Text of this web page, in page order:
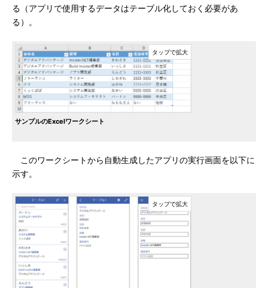
る（アプリで使用するデータはテーブル化しておく必要があ
る）。
サンプルのExcelワークシート
このワークシートから自動生成したアプリの実行画面を以下に
示す。